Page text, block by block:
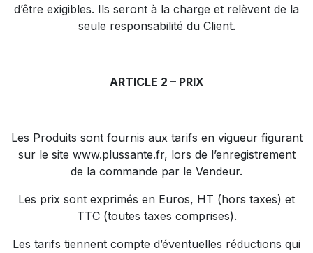
d’être exigibles. Ils seront à la charge et relèvent de la
seule responsabilité du Client.
ARTICLE 2 – PRIX
Les Produits sont fournis aux tarifs en vigueur figurant
sur le site www.plussante.fr, lors de l’enregistrement
de la commande par le Vendeur.
Les prix sont exprimés en Euros, HT (hors taxes) et
TTC (toutes taxes comprises).
Les tarifs tiennent compte d’éventuelles réductions qui